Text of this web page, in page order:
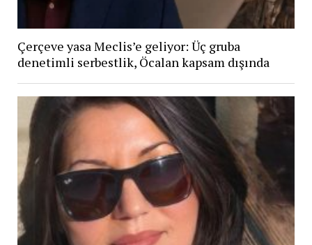
Çerçeve yasa Meclis’e geliyor: Üç gruba
denetimli serbestlik, Öcalan kapsam dışında